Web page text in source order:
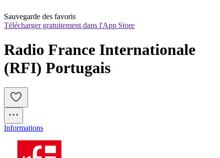
Sauvegarde des favoris
Télécharger gratuitement dans l'App Store
Radio France Internationale
(RFI) Portugais
Informations